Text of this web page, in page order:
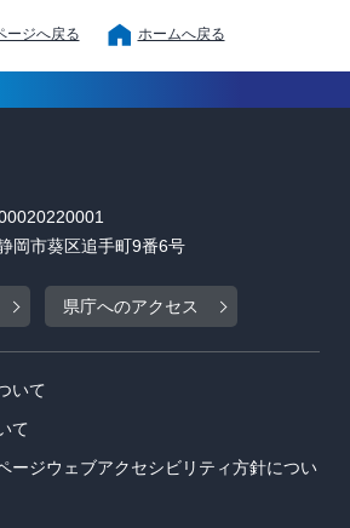
ージへ戻る ホームへ戻る
岡市葵区追手町9番6号
県庁へのアクセス
いて
て
ージウェブアクセシビリティ方針につい